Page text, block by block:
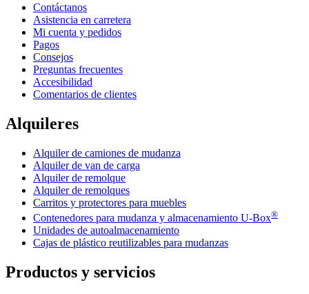
Contáctanos
Asistencia en carretera
Mi cuenta y pedidos
Pagos
Consejos
Preguntas frecuentes
Accesibilidad
Comentarios de clientes
Alquileres
Alquiler de camiones de mudanza
Alquiler de van de carga
Alquiler de remolque
Alquiler de remolques
Carritos y protectores para muebles
Contenedores para mudanza y almacenamiento U-Box®
Unidades de autoalmacenamiento
Cajas de plástico reutilizables para mudanzas
Productos y servicios